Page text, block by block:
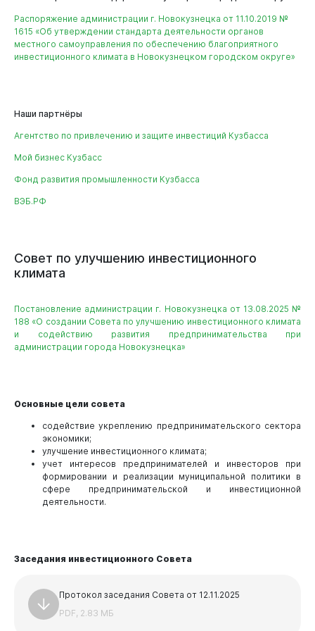
Документы
Распоряжение администрации г. Новокузнецка от 11.10.2019 №
1615 «Об утверждении стандарта деятельности органов
местного самоуправления по обеспечению благоприятного
инвестиционного климата в Новокузнецком городском округе»
Наши партнёры
Агентство по привлечению и защите инвестиций Кузбасса
Мой бизнес Кузбасс
Фонд развития промышленности Кузбасса
ВЭБ.РФ
Совет по улучшению инвестиционного
климата
Постановление администрации г. Новокузнецка от 13.08.2025 №
188 «О создании Совета по улучшению инвестиционного климата
и содействию развития предпринимательства при
администрации города Новокузнецка»
Основные цели совета
содействие укреплению предпринимательского сектора
экономики;
улучшение инвестиционного климата;
учет интересов предпринимателей и инвесторов при
формировании и реализации муниципальной политики в
сфере предпринимательской и инвестиционной
деятельности.
Заседания инвестиционного Совета
Протокол заседания Совета от 12.11.2025
PDF, 2.83 МБ